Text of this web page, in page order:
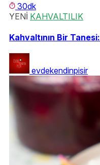
30dk
YENİ KAHVALTILIK
Kahvaltının Bir
evdekendinpisir